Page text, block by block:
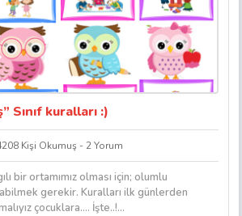
Sınıf kuralları :)
Kişi Okumuş - 2 Yorum
bir ortamımız olması için; olumlu
gerekir. Kuralları ilk günlerden
çocuklara…. İşte..!...